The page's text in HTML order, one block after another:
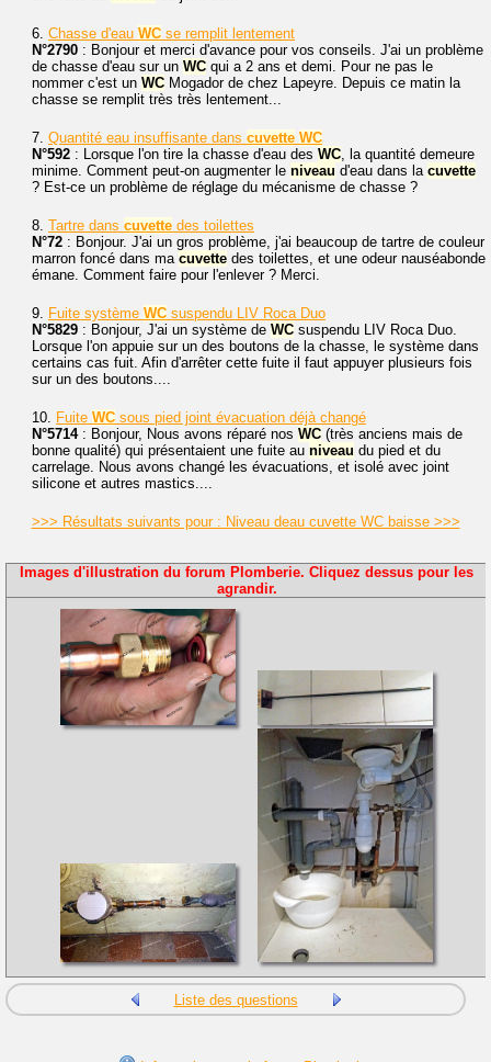
6. Chasse d'eau WC se remplit lentement
N°2790 : Bonjour et merci d'avance pour vos conseils. J'ai un problème
de chasse d'eau sur un WC qui a 2 ans et demi. Pour ne pas le
nommer c'est un WC Mogador de chez Lapeyre. Depuis ce matin la
chasse se remplit très très lentement...
7. Quantité eau insuffisante dans cuvette WC
N°592 : Lorsque l'on tire la chasse d'eau des WC, la quantité demeure
minime. Comment peut-on augmenter le niveau d'eau dans la cuvette
? Est-ce un problème de réglage du mécanisme de chasse ?
8. Tartre dans cuvette des toilettes
N°72 : Bonjour. J'ai un gros problème, j'ai beaucoup de tartre de couleur
marron foncé dans ma cuvette des toilettes, et une odeur nauséabonde
émane. Comment faire pour l'enlever ? Merci.
9. Fuite système WC suspendu LIV Roca Duo
N°5829 : Bonjour, J'ai un système de WC suspendu LIV Roca Duo.
Lorsque l'on appuie sur un des boutons de la chasse, le système dans
certains cas fuit. Afin d'arrêter cette fuite il faut appuyer plusieurs fois
sur un des boutons....
10. Fuite WC sous pied joint évacuation déjà changé
N°5714: Bonjour, Nous avons réparé nos WC (très anciens mais de
bonne qualité) qui présentaient une fuite au niveau du pied et du
carrelage. Nous avons changé les évacuations, et isolé avec joint
silicone et autres mastics....
>>> Résultats suivants pour : Niveau deau cuvette WC baisse >>>
Images d'illustration du forum Plomberie. Cliquez dessus pour les
agrandir.
Liste des questions